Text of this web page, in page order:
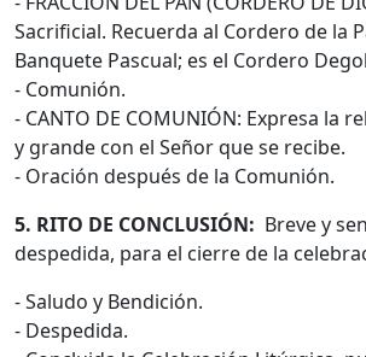
Sacrificial. Recuerda al Cordero de la
Banquete Pascual; es el Cordero
- Comunión.
- CANTO DE COMUNIÓN: Expresa la
y grande con el Señor que se recibe.
- Oración después de la Comunión.
5. RITO DE CONCLUSIÓN: Breve y
despedida, para el cierre de la
- Saludo y Bendición.
- Despedida.